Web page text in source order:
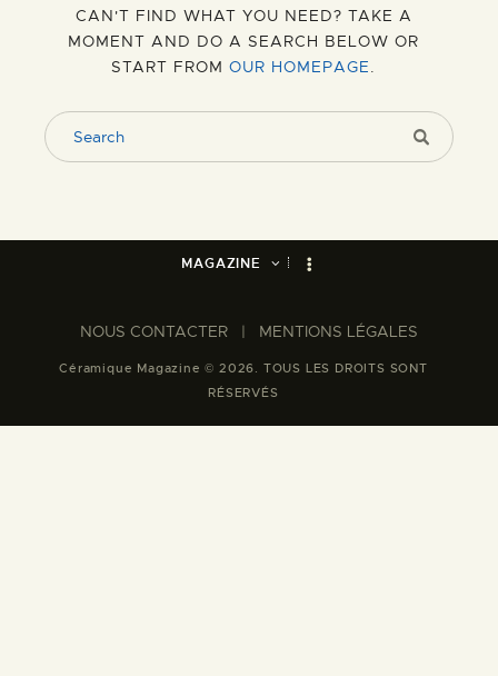
GALERIES
MARCHANDES
ESPACE PRO
CAN'T FIND WHAT YOU NEED? TAKE A
MOMENT AND DO A SEARCH BELOW OR
START FROM OUR HOMEPAGE.
MAGAZINE
NOUS CONTACTER​ | MENTIONS LÉGALES
Céramique Magazine © 2026. TOUS LES DROITS SONT
RÉSERVÉS